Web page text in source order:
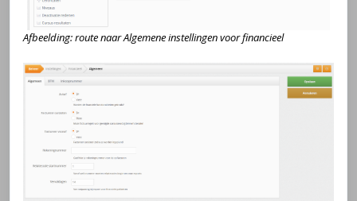
Afbeelding: route naar Algemene instellingen voor financieel